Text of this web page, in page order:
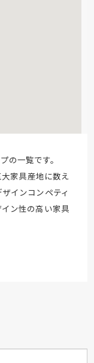
の一覧です。
家具産地に数え
インコンペティ
ン性の高い家具